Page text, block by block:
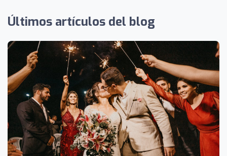
Últimos artículos del blog